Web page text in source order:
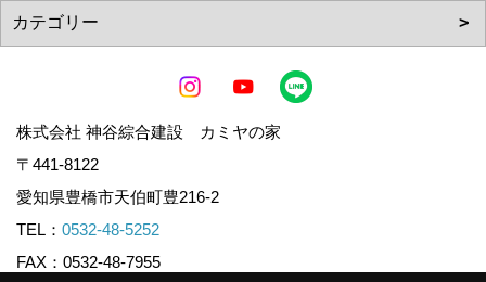
株式会社 神谷綜合建設 カミヤの家
〒441-8122
愛知県豊橋市天伯町豊216-2
TEL： 0532-48-5252
FAX：0532-48-7955